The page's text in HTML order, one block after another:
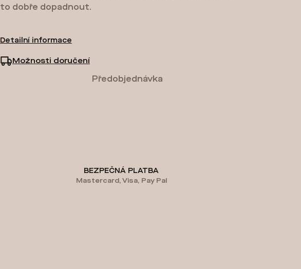
Předobjednávka
Možnosti doručení
to dobře dopadnout.
Detailní informace
BEZPEČNÁ PLATBA
Mastercard, Visa, Pay Pal